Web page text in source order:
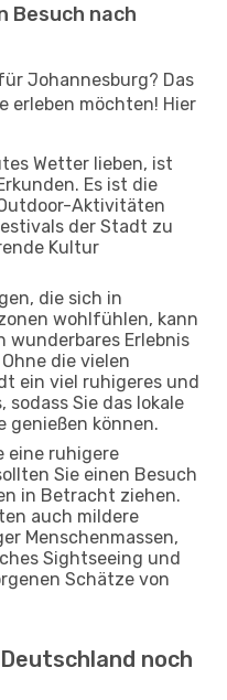
Besuch nach
Johannesburg? Das
erleben möchten! Hier
Wetter lieben, ist
Es ist die
Aktivitäten
der Stadt zu
Kultur
die sich in
wohlfühlen, kann
wunderbares Erlebnis
die vielen
ein viel ruhigeres und
Sie das lokale
genießen können.
eine ruhigere
Sie einen Besuch
in Betracht ziehen.
auch mildere
Menschenmassen,
Sightseeing und
Schätze von
noch